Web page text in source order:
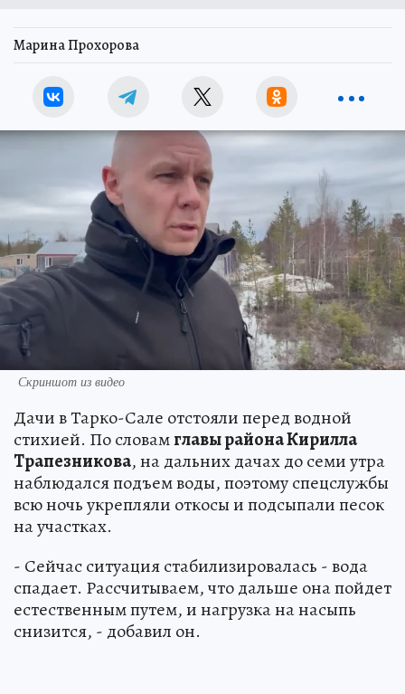
Марина Прохорова
Скриншот из видео
Дачи в Тарко-Сале отстояли перед водной
стихией. По словамглавы района Кирилла
Трапезникова, на дальних дачах до семи утра
наблюдался подъем воды, поэтому спецслужбы
всю ночь укрепляли откосы и подсыпали песок
на участках.
- Сейчас ситуация стабилизировалась - вода
спадает. Рассчитываем, что дальше она пойдет
естественным путем, и нагрузка на насыпь
снизится, - добавил он.